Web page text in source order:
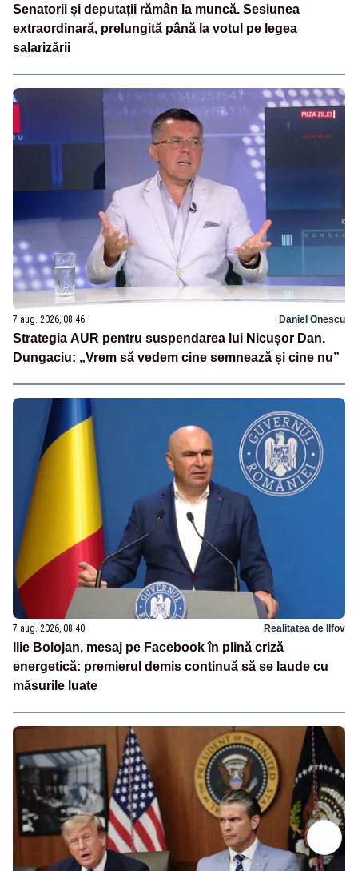
Senatorii și deputații rămân la muncă. Sesiunea
extraordinară, prelungită până la votul pe legea
salarizării
7 aug. 2026, 08:46 Daniel Onescu
Strategia AUR pentru suspendarea lui Nicușor Dan.
Dungaciu: „Vrem să vedem cine semnează și cine nu”
7 aug. 2026, 08:40 Realitatea de Ilfov
Ilie Bolojan, mesaj pe Facebook în plină criză
energetică: premierul demis continuă să se laude cu
măsurile luate